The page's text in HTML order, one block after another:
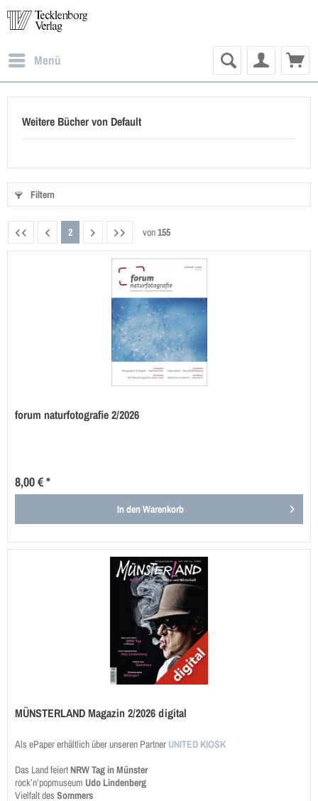
Menü
Weitere Bücher von Default
Filtern
2 von155
forum naturfotografie 2/2026
8,00 € *
In denWarenkorb
MÜNSTERLAND Magazin 2/2026 digital
Als ePaper erhältlich über unseren Partner UNITED KIOSK
Das Land feiert NRW Tag in Münster
rock’n’popmuseum Udo Lindenberg
Vielfalt desSommers